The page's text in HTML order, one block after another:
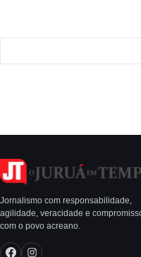
Jornalismo com responsabilidade,
agilidade, veracidade e
com o povo acreano.